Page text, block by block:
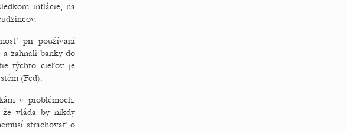
inflácie, na
pri používaní
zahnali banky do
týchto cieľov je
(Fed).
v problémoch,
že vláda by nikdy
strachovať o